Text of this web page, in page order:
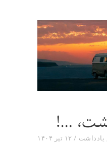
…!
۱۲ تیر ۱۴۰۴ یادداشت